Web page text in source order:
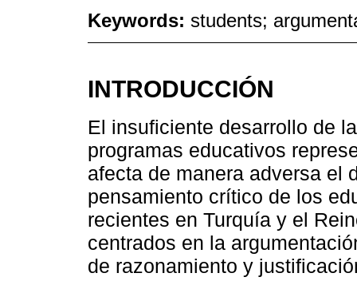
Keywords: students;
INTRODUCCIÓN
El insuficiente desarrollo de
programas educativos
afecta de manera adversa el
pensamiento crítico de los
recientes en Turquía y el
centrados en la
de razonamiento y